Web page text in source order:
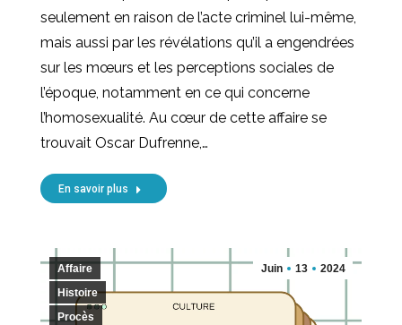
seulement en raison de l’acte criminel lui-même,
mais aussi par les révélations qu’il a engendrées
sur les mœurs et les perceptions sociales de
l’époque, notamment en ce qui concerne
l’homosexualité. Au cœur de cette affaire se
trouvait Oscar Dufrenne,…
En savoir plus
Juin 13 2024
Affaire
Histoire
Procès